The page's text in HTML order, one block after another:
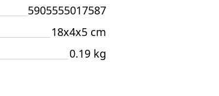
5905555017587
18x4x5 cm
0.19 kg